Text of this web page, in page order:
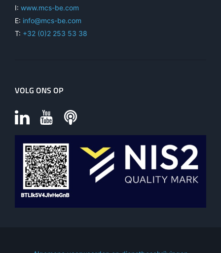
I: www.mcs-be.com
E: info@mcs-be.com
T: +32 (0)2 253 53 38
VOLG ONS OP